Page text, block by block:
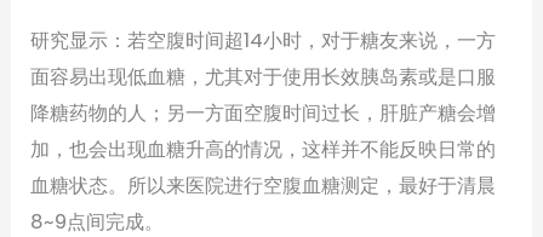
研究显示：若空腹时间超14小时，对于糖友来说，一方
面容易出现低血糖，尤其对于使用长效胰岛素或是口服
降糖药物的人；另一方面空腹时间过长，肝脏产糖会增
加，也会出现血糖升高的情况，这样并不能反映日常的
血糖状态。所以来医院进行空腹血糖测定，最好于清晨
8~9点间完成。